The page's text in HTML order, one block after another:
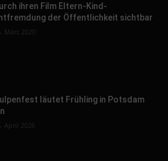
ihren Film Eltern-Kind-
der Öffentlichkeit sichtbar
März 2020
läutet Frühling in Potsdam
April 2026